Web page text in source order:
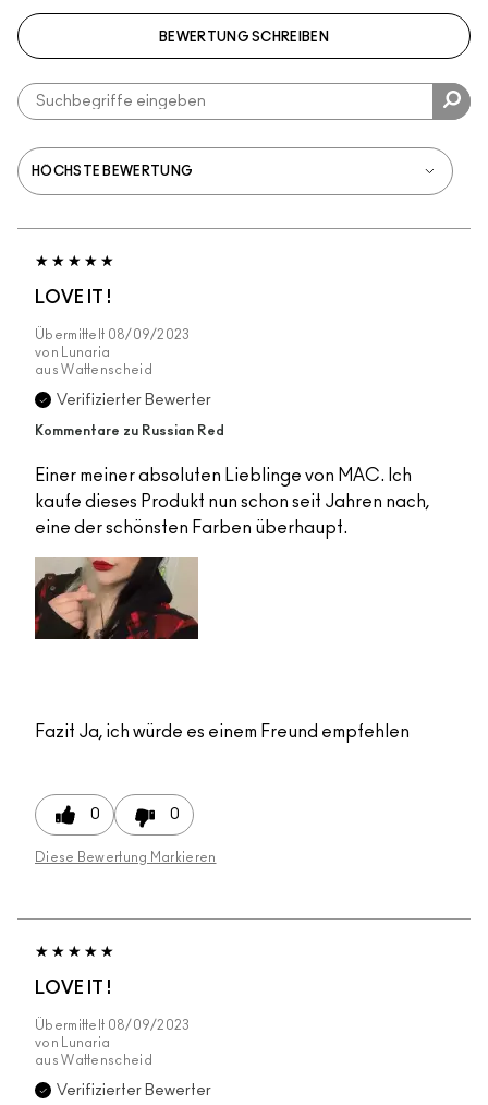
BEWERTUNG SCHREIBEN
LOVE IT !
Übermittelt 08/09/2023
von
Lunaria
aus Wattenscheid
Verifizierter Bewerter
Kommentare zu Russian Red
Einer meiner absoluten Lieblinge von MAC. Ich
kaufe dieses Produkt nun schon seit Jahren nach,
eine der schönsten Farben überhaupt.
Fazit Ja, ich würde es einem Freund empfehlen
0 0
Diese Bewertung Markieren
LOVE IT !
Übermittelt 08/09/2023
von
Lunaria
aus Wattenscheid
Verifizierter Bewerter